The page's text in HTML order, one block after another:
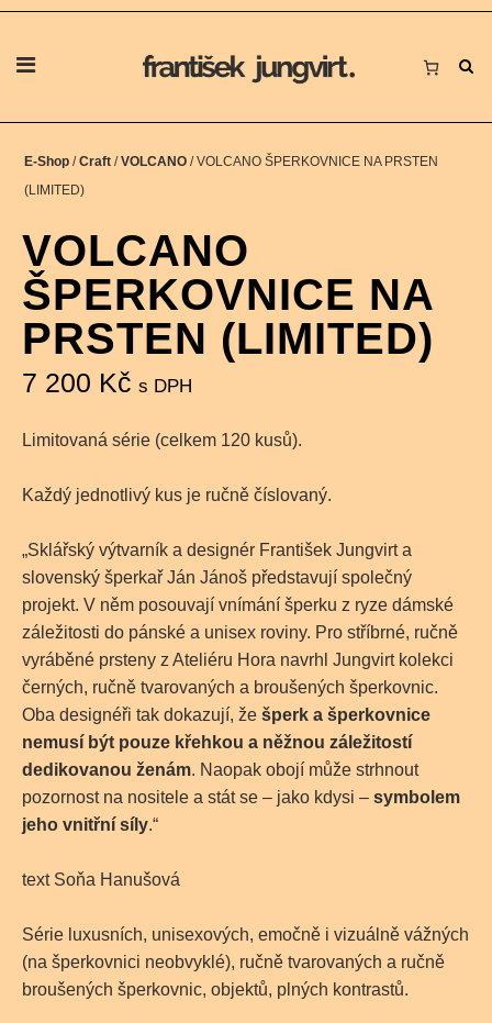
E-Shop /Craft /VOLCANO / VOLCANO ŠPERKOVNICE NA PRSTEN
(LIMITED)
VOLCANO
ŠPERKOVNICE NA
PRSTEN (LIMITED)
7 200 Kč s DPH
Limitovaná série (celkem 120 kusů).
Každý jednotlivý kus je ručně číslovaný.
„Sklářský výtvarník a designér František Jungvirt a
slovenský šperkař Ján Jánoš představují společný
projekt. V něm posouvají vnímání šperku z ryze dámské
záležitosti do pánské a unisex roviny. Pro stříbrné, ručně
vyráběné prsteny z Ateliéru Hora navrhl Jungvirt kolekci
černých, ručně tvarovaných a broušených šperkovnic.
Oba designéři tak dokazují, že šperk a šperkovnice
nemusí být pouze křehkou a něžnou záležitostí
dedikovanou ženám. Naopak obojí může strhnout
pozornost na nositele a stát se – jako kdysi – symbolem
jeho vnitřní síly.“
text Soňa Hanušová
Série luxusních, unisexových, emočně i vizuálně vážných
(na šperkovnici neobvyklé), ručně tvarovaných a ručně
broušených šperkovnic, objektů, plných kontrastů.